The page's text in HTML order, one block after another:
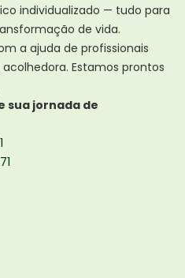
individualizado — tudo para
de vida.
a ajuda de profissionais
Estamos prontos
sua jornada de